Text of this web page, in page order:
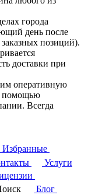
города
день после
позиций).
доставки при
оперативную
помощью
Всегда
Избранные
Услуги
Блог